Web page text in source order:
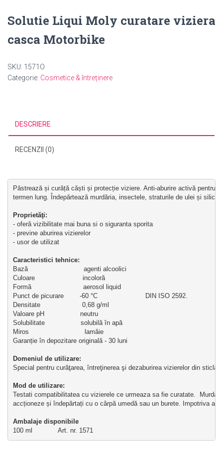
Solutie Liqui Moly curatare viziera
casca Motorbike
SKU: 1571O
Categorie: Cosmetice & întreținere
DESCRIERE
RECENZII (0)
Păstrează și curăță căști și protecție viziere. Anti-aburire activă pentru
termen lung. Îndepărtează murdăria, insectele, straturile de ulei și
Proprietăţi:
- oferă vizibilitate mai buna si o siguranta sporita
- previne aburirea vizierelor
- usor de utilizat
Caracteristici tehnice:
Bază                            agenti alcoolici
Culoare                        incoloră
Formă                          aerosol liquid
Punct de picurare        -60 °C                        DIN ISO 2592.
Densitate                     0,68 g/ml
Valoare pH                  neutru
Solubilitate                  solubilă în apă
Miros                            lamâie
Garanție în depozitare originală - 30 luni
Domeniul de utilizare:
Special pentru curăţarea, întreţinerea şi dezaburirea vizierelor din sticlă
Mod de utilizare:
Testati compatibilitatea cu vizierele ce urmeaza sa fie curatate.
accționeze și îndepărtați cu o cârpă umedă sau un burete.
Impotriva
Ambalaje disponibile
100 ml             Art. nr. 1571